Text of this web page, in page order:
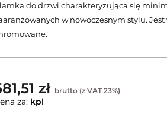
do drzwi charakteryzująca się
w nowoczesnym stylu.
zł brutto (z VAT 23%)
za: kpl